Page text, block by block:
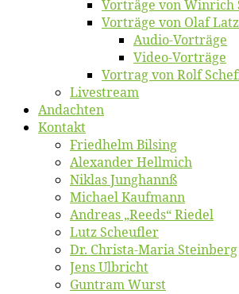
Vor­trä­ge von Win­rich
Vor­trä­ge von Olaf
Au­dio-Vor­trä­ge
Vi­deo-Vor­trä­ge
Vor­trag von Rolf
Live­stream
An­dach­ten
Kon­takt
Fried­helm Bilsing
Alex­an­der Hellmich
Ni­klas Junghannß
Mi­cha­el Kaufmann
An­dre­as „Reeds“ Riedel
Lutz Scheuf­ler
Dr. Chris­­ta-Ma­ria Steinberg
Jens Ulb­richt
Gun­tram Wurst